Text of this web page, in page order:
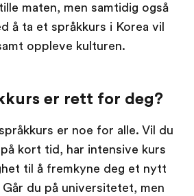
maten, men samtidig også
å ta et språkkurs i Korea vil
oppleve kulturen.
er rett for deg?
er noe for alle. Vil du
kort tid, har intensive kurs
til å fremkyne deg et nytt
du på universitetet, men